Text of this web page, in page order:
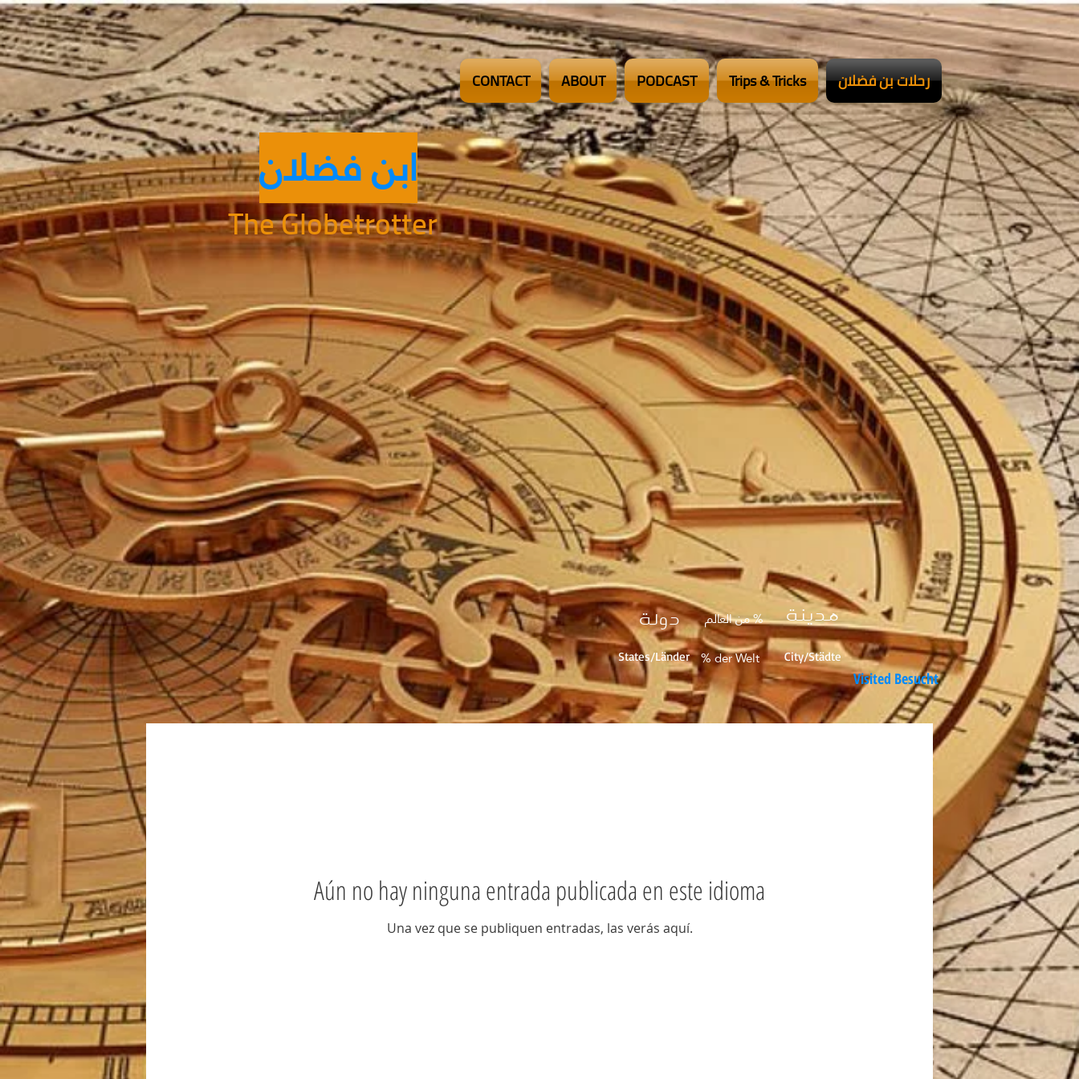
The Globetrotter
ابن فضلان
رحلات بن فضلان Trips & Tricks
PODCAST
ABOUT
CONTACT
% من العالم مدينة دولة
City/Städte
% der Welt
States/Länder
Visited Besucht
Aún no hay ninguna entrada publicada en este idioma
Una vez que se publiquen entradas, las verás aquí.